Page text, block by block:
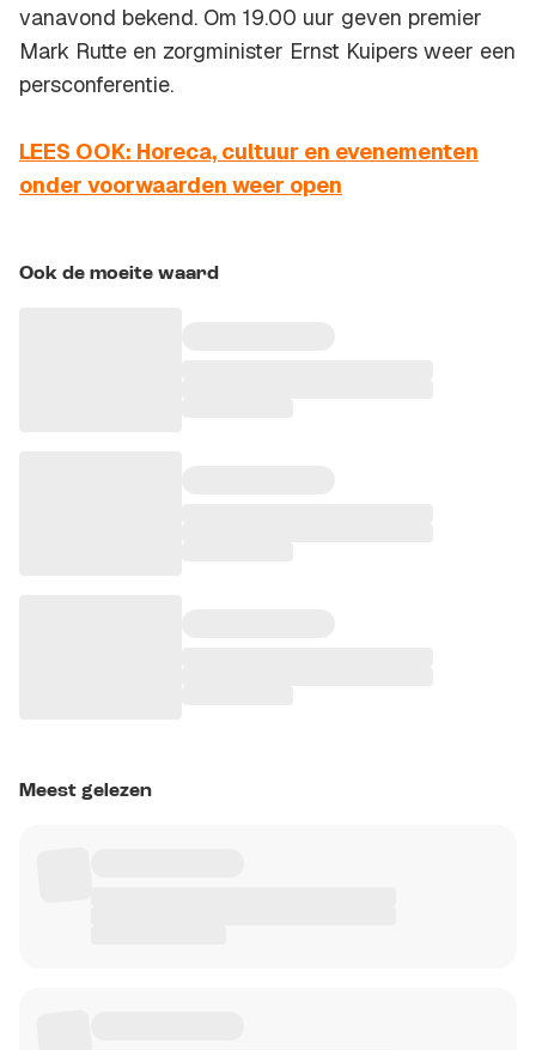
vanavond bekend. Om 19.00 uur geven premier
Mark Rutte en zorgminister Ernst Kuipers weer een
persconferentie.
LEES OOK: Horeca, cultuur en evenementen
onder voorwaarden weer open
Ook de moeite waard
Meest gelezen